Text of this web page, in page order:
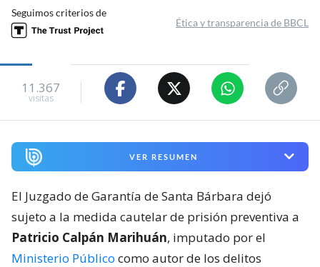
Seguimos criterios de
Ética y transparencia de BBCL
11.367
visitas
VER RESUMEN
El Juzgado de Garantía de Santa Bárbara dejó
sujeto a la medida cautelar de prisión preventiva a
Patricio Calpán Marihuán, imputado por el
Ministerio Público como autor de los delitos